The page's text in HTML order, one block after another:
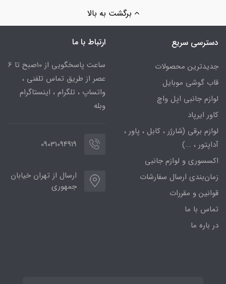
برگشت به بالا
دسترسی سریع
جدیدترین محصولات
قاب گوشی موبایل
لوازم جانبی اپل واچ
کاور ایرپاد
لوازم برقی (شارژر ، کابل ، پاور ،
آداپتور ، ...)
اکسسوری و لوازم جانبی
زمان‌بندی ارسال سفارشات
قوانین و مقررات
تماس با ما
در باره ما
ارتباط با ما
ساعت پاسخگویی از 10صبح تا 6
عصر از طریق تماس تلفنی ،
واتساپ ، تلگرام ، اینستاگرام
وبله
09031094919
ارسال از تهران خیابان
جمهوری